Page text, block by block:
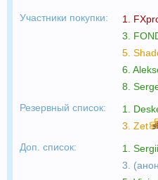
Участники покупки: 1.
3.
5.
6.
8.
Резервный список:
1.
3. Zet
Доп. список:
1. Sergii
3.